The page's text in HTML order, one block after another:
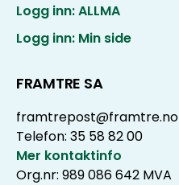
Logg inn: ALLMA
Logg inn: Min side
FRAMTRE SA
framtrepost@framtre.no
Telefon: 35 58 82 00
Mer kontaktinfo
Org.nr: 989 086 642 MVA